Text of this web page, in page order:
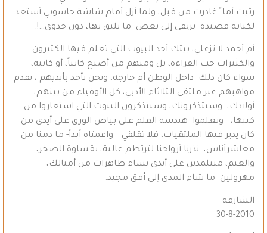
رثيت أما ً غادرت من قبل، ولما أزل أمام شاشة حاسوبي أستعد
لكتابة قصيدة ترتقي إلى بعض ما يليق بها، دون جدوى…!.
أم أحمد لا تزعلي، بيتك أحد البيوت التي تعلم فيها الكثيرون
والكثيرات حب القراءة، بل ومنهم من أصبح كاتباً، أو كاتبة،
سواء كان ذلك داخل الوطن أم خارجه، ونحن نأخذ بأيديهم ، نقدم
مواهبهم عبر ملتقى الثلاثاء الأدبي، كل الأوفياء من بينهم،
أولادك، وسيتذكرونك، وسيتذكرون البيوت التي استعاروا من
كتبها، وتعلموا هندسة القلم على بياض الورق على أيدي من
كان يدير فيها الملتقيات، فلا تقلقي – واعمتاه أبداً- ما دمنا من
معاشرأناس، نذرنا أرواحنا لترتطم عالية، بقساوة الصخر،
والغيم، متتلمذين على أيدي نساء طاهرات من أمثالك،
مهرولين ما شاء المدى إلى أفق مجيد.
الشارقة
30-8-2010